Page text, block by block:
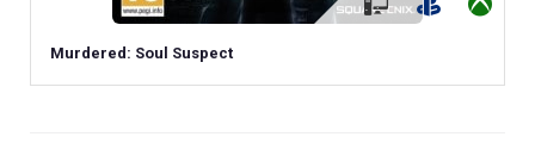
Murdered: Soul Suspect